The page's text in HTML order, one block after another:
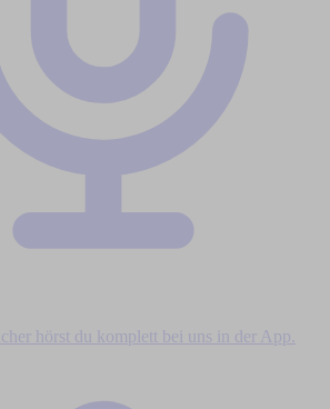
hörst du komplett bei uns in der App.